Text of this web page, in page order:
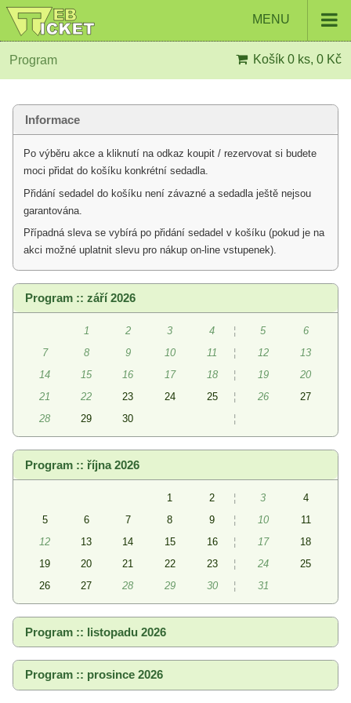
MENU
Program Košík 0 ks, 0 Kč
Informace
Po výběru akce a kliknutí na odkaz koupit / rezervovat si budete
moci přidat do košíku konkrétní sedadla.
Přidání sedadel do košíku není závazné a sedadla ještě nejsou
garantována.
Případná sleva se vybírá po přidání sedadel v košíku (pokud je na
akci možné uplatnit slevu pro nákup on-line vstupenek).
Program :: září 2026
1 2 3 4 ¦ 5
6
7
8 9 10 11 ¦ 12
13
14
15 16 17 18 ¦ 19
20
21
22 23 24 25 ¦ 26
27
28
29 30 ¦
Program :: října 2026
1 2 ¦ 3
4
5
6 7 8 9 ¦ 10
11
12
13 14 15 16 ¦ 17
18
19
20 21 22 23 ¦ 24
25
26
27 28 29 30 ¦ 31
Program :: listopadu 2026
Program :: prosince 2026